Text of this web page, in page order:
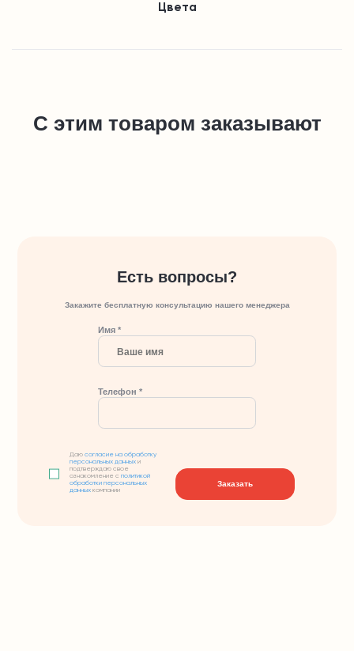
Цвета
С этим товаром заказывают
Есть вопросы?
Закажите бесплатную консультацию нашего менеджера
Имя *
Телефон *
Даюсогласие на обработку
персональных данных и
подтверждаю свое
ознакомление сполитикой
обработки персональных
данных компании
Заказать